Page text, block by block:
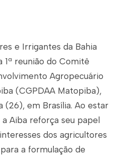
e Irrigantes da Bahia
reunião do Comitê
Agropecuário
(CGPDAA Matopiba),
(26), em Brasília. Ao estar
Aiba reforça seu papel
dos agricultores
a formulação de